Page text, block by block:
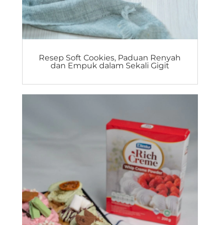
Resep Soft Cookies, Paduan Renyah
dan Empuk dalam Sekali Gigit